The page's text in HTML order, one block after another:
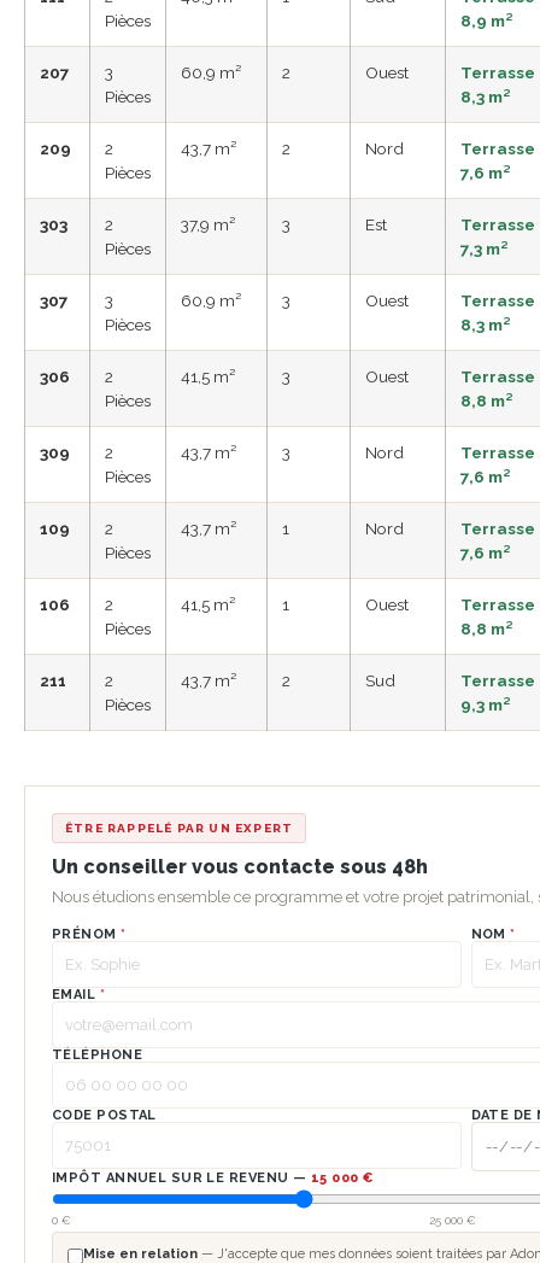
Pièces
8,9 m²
207
3
Pièces
60,9 m² 2 Ouest
Terrasse
8,3 m²
209
2
Pièces
43,7 m² 2 Nord
Terrasse
7,6 m²
303
2
Pièces
37,9 m² 3 Est
Terrasse
7,3 m²
307
3
Pièces
60,9 m² 3 Ouest
Terrasse
8,3 m²
306
2
Pièces
41,5 m² 3 Ouest
Terrasse
8,8 m²
309
2
Pièces
43,7 m² 3 Nord
Terrasse
7,6 m²
109
2
Pièces
43,7 m² 1 Nord
Terrasse
7,6 m²
106
2
Pièces
41,5 m² 1 Ouest
Terrasse
8,8 m²
211
2
Pièces
43,7 m² 2 Sud
Terrasse
9,3 m²
ÊTRE RAPPELÉ PAR UN EXPERT
Un conseiller vous contacte sous 48h
Nous étudions ensemble ce programme et votre projet patrimonial,
PRÉNOM* NOM*
EMAIL *
TÉLÉPHONE
CODE POSTAL DATE DE
IMPÔT ANNUEL SUR LE REVENU — 15 000 €
0 € 25 000 €
Mise en relation — J'accepte que mes données soient traitées par